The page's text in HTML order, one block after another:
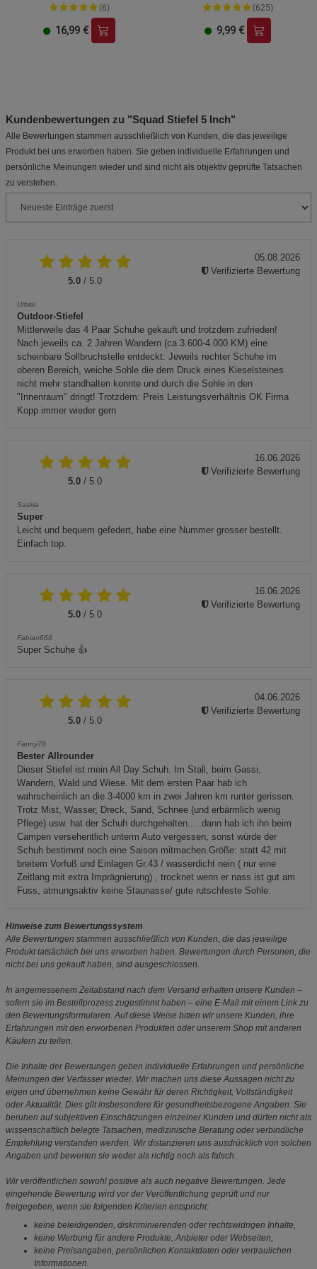
(6)
16,99 €
(625)
9,99 €
Kundenbewertungen zu "Squad Stiefel 5 Inch"
Alle Bewertungen stammen ausschließlich von Kunden, die das jeweilige
Produkt bei uns erworben haben. Sie geben individuelle Erfahrungen und
persönliche Meinungen wieder und sind nicht als objektiv geprüfte Tatsachen
zu verstehen.
5.0 / 5.0
Urbial
Outdoor-Stiefel
Mittlerweile das 4 Paar Schuhe gekauft und trotzdem zufrieden!
Nach jeweils ca. 2 Jahren Wandern (ca 3.600-4.000 KM) eine
scheinbare Sollbruchstelle entdeckt: Jeweils rechter Schuhe im
oberen Bereich, weiche Sohle die dem Druck eines Kieselsteines
nicht mehr standhalten konnte und durch die Sohle in den
"Innenraum" dringt! Trotzdem: Preis Leistungsverhältnis OK Firma
Kopp immer wieder gern
05.08.2026
Verifizierte Bewertung
5.0 / 5.0
Saskia
Super
Leicht und bequem gefedert, habe eine Nummer grosser bestellt.
Einfach top.
16.06.2026
Verifizierte Bewertung
5.0 / 5.0
Fabian666
Super Schuhe 👍
16.06.2026
Verifizierte Bewertung
5.0 / 5.0
Fanny78
Bester Allrounder
Dieser Stiefel ist mein All Day Schuh. Im Stall, beim Gassi,
Wandern, Wald und Wiese. Mit dem ersten Paar hab ich
wahrscheinlich an die 3-4000 km in zwei Jahren km runter gerissen.
Trotz Mist, Wasser, Dreck, Sand, Schnee (und erbärmlich wenig
Pflege) usw. hat der Schuh durchgehalten.....dann hab ich ihn beim
Campen versehentlich unterm Auto vergessen, sonst würde der
Schuh bestimmt noch eine Saison mitmachen.Größe: statt 42 mit
breitem Vorfuß und Einlagen Gr.43 / wasserdicht nein ( nur eine
Zeitlang mit extra Imprägnierung) , trocknet wenn er nass ist gut am
Fuss, atmungsaktiv keine Staunasse/ gute rutschfeste Sohle.
04.06.2026
Verifizierte Bewertung
Hinweise zum Bewertungssystem
Alle Bewertungen stammen ausschließlich von Kunden, die das jeweilige
Produkt tatsächlich bei uns erworben haben. Bewertungen durch Personen, die
nicht bei uns gekauft haben, sind ausgeschlossen.
In angemessenem Zeitabstand nach dem Versand erhalten unsere Kunden –
sofern sie im Bestellprozess zugestimmt haben – eine E-Mail mit einem Link zu
den Bewertungsformularen. Auf diese Weise bitten wir unsere Kunden, ihre
Erfahrungen mit den erworbenen Produkten oder unserem Shop mit anderen
Käufern zu teilen.
Die Inhalte der Bewertungen geben individuelle Erfahrungen und persönliche
Meinungen der Verfasser wieder. Wir machen uns diese Aussagen nicht zu
eigen und übernehmen keine Gewähr für deren Richtigkeit, Vollständigkeit
oder Aktualität. Dies gilt insbesondere für gesundheitsbezogene Angaben: Sie
beruhen auf subjektiven Einschätzungen einzelner Kunden und dürfen nicht als
wissenschaftlich belegte Tatsachen, medizinische Beratung oder verbindliche
Empfehlung verstanden werden. Wir distanzieren uns ausdrücklich von solchen
Angaben und bewerten sie weder als richtig noch als falsch.
Wir veröffentlichen sowohl positive als auch negative Bewertungen. Jede
eingehende Bewertung wird vor der Veröffentlichung geprüft und nur
freigegeben, wenn sie folgenden Kriterien entspricht:
keine beleidigenden, diskriminierenden oder rechtswidrigen Inhalte,
keine Werbung für andere Produkte, Anbieter oder Webseiten,
keine Preisangaben, persönlichen Kontaktdaten oder vertraulichen
Informationen.